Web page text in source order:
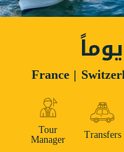
France |
Transfers
Tour
Manager